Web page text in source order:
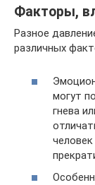
Факторы,
Разное
различных
могут
гнева